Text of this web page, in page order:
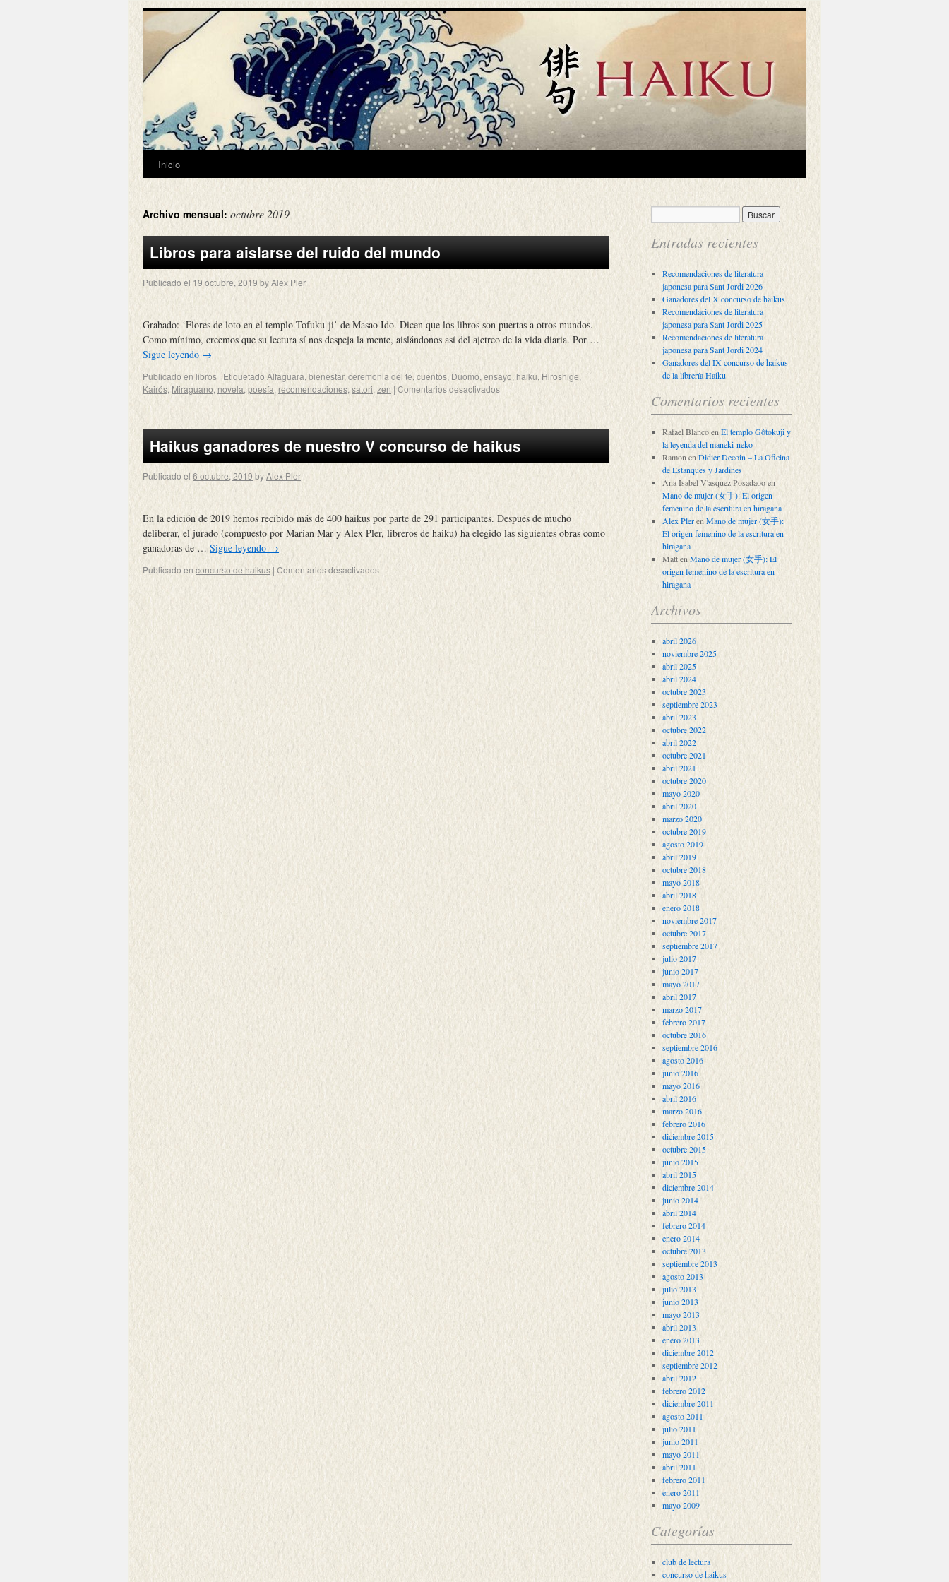
Inicio
Archivo mensual:octubre 2019
Libros para aislarse del ruido del mundo
Publicado el 19 octubre, 2019 byAlex Pler
Grabado: ‘Flores de loto en el templo Tofuku-ji’ de Masao Ido. Dicen que los libros son puertas a otros mundos.
Como mínimo, creemos que su lectura sí nos despeja la mente, aislándonos así del ajetreo de la vida diaria. Por …
Sigue leyendo →
Publicado en libros | Etiquetado Alfaguara, bienestar, ceremonia del té,cuentos, Duomo, ensayo, haiku, Hiroshige,
Kairós, Miraguano, novela poesía, recomendaciones, satori, zen | Comentarios desactivados
Haikus ganadores de nuestro V concurso de haikus
Publicado el 6 octubre, 2019 byAlex Pler
En la edición de 2019 hemos recibido más de 400 haikus por parte de 291 participantes. Después de mucho
deliberar, el jurado (compuesto por Marian Mar y Alex Pler, libreros de haiku) ha elegido las siguientes obras como
ganadoras de … Sigue leyendo →
Publicado en concurso de haikus | Comentarios desactivados
Entradas recientes
Recomendaciones de literatura
japonesa para Sant Jordi 2026
Ganadores del X concurso de haikus
Recomendaciones de literatura
japonesa para Sant Jordi 2025
Recomendaciones de literatura
japonesa para Sant Jordi 2024
Ganadores del IX concurso de haikus
de la librería Haiku
Comentarios recientes
Rafael Blancoen El templo Gôtokuji y
la leyenda del maneki-neko
Ramonen Didier Decoin – La Oficina
de Estanques y Jardines
Ana Isabel V'asquez Posadaooen
Mano de mujer (女手): El origen
femenino de la escritura en hiragana
Alex PlerenMano de mujer (女手):
El origen femenino de la escritura en
hiragana
Matten Mano de mujer (女手): El
origen femenino de la escritura en
hiragana
Archivos
abril 2026
noviembre 2025
abril 2025
abril 2024
octubre 2023
septiembre 2023
abril 2023
octubre 2022
abril 2022
octubre 2021
abril 2021
octubre 2020
mayo 2020
abril 2020
marzo 2020
octubre 2019
agosto 2019
abril 2019
octubre 2018
mayo 2018
abril 2018
enero 2018
noviembre 2017
octubre 2017
septiembre 2017
julio 2017
junio 2017
mayo 2017
abril 2017
marzo 2017
febrero 2017
octubre 2016
septiembre 2016
agosto 2016
junio 2016
mayo 2016
abril 2016
marzo 2016
febrero 2016
diciembre 2015
octubre 2015
junio 2015
abril 2015
diciembre 2014
junio 2014
abril 2014
febrero 2014
enero 2014
octubre 2013
septiembre 2013
agosto 2013
julio 2013
junio 2013
mayo 2013
abril 2013
enero 2013
diciembre 2012
septiembre 2012
abril 2012
febrero 2012
diciembre 2011
agosto 2011
julio 2011
junio 2011
mayo 2011
abril 2011
febrero 2011
enero 2011
mayo 2009
Categorías
club de lectura
concurso de haikus